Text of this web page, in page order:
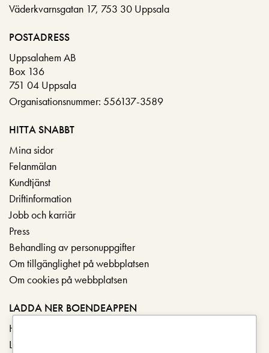
Väderkvarnsgatan 17, 753 30 Uppsala
POSTADRESS
Uppsalahem AB
Box 136
751 04 Uppsala
Organisationsnummer: 556137-3589
HITTA SNABBT
Mina sidor
Felanmälan
Kundtjänst
Driftinformation
Jobb och karriär
Press
Behandling av personuppgifter
Om tillgänglighet på webbplatsen
Om cookies på webbplatsen
LADDA NER BOENDEAPPEN
Hämta i App Store
Ladda ner på Google Play